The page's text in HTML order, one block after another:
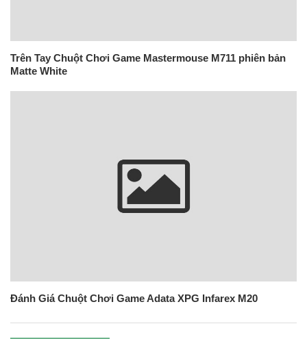
Trên Tay Chuột Chơi Game Mastermouse M711 phiên bản
Matte White
Đánh Giá Chuột Chơi Game Adata XPG Infarex M20